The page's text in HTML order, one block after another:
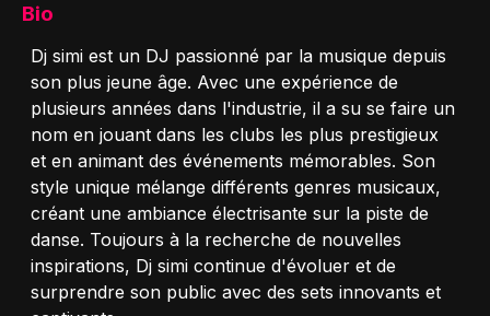
Bio
Dj simi est un DJ passionné par la musique depuis
son plus jeune âge. Avec une expérience de
plusieurs années dans l'industrie, il a su se faire un
nom en jouant dans les clubs les plus prestigieux
et en animant des événements mémorables. Son
style unique mélange différents genres musicaux,
créant une ambiance électrisante sur la piste de
danse. Toujours à la recherche de nouvelles
inspirations, Dj simi continue d'évoluer et de
surprendre son public avec des sets innovants et